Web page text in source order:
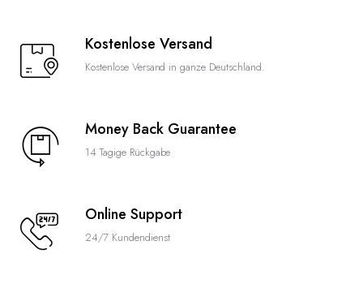
Kostenlose Versand
Kostenlose Versand in ganze Deutschland.
Money Back Guarantee
14 Tagige Rückgabe
Online Support
24/7 Kundendienst